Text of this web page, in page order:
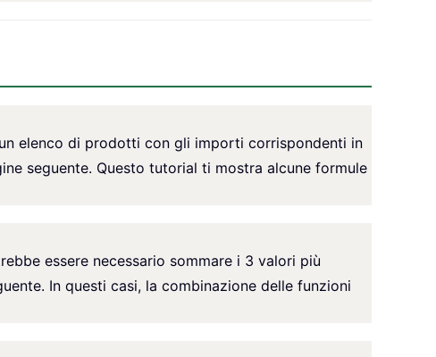
elenco di prodotti con gli importi corrispondenti in
seguente. Questo tutorial ti mostra alcune formule
essere necessario sommare i 3 valori più
In questi casi, la combinazione delle funzioni